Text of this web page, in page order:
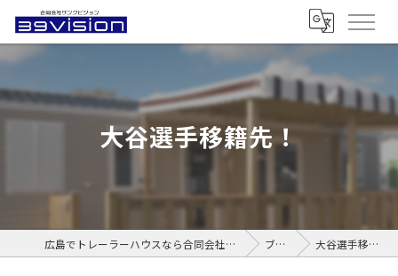
大谷選手移籍先！
広島でトレーラーハウスなら合同会社サンクビジョン ブログ 大谷選手移籍先！